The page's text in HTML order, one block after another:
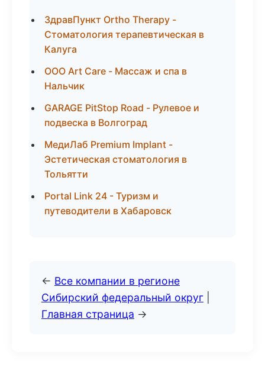
ЗдравПункт Ortho Therapy -
Стоматология терапевтическая в
Калуга
ООО Art Care - Массаж и спа в
Нальчик
GARAGE PitStop Road - Рулевое и
подвеска в Волгоград
МедиЛаб Premium Implant -
Эстетическая стоматология в
Тольятти
Portal Link 24 - Туризм и
путеводители в Хабаровск
← Все компании в регионе
Сибирский федеральный округ
Главная страница →